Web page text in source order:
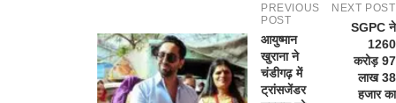
PREVIOUS
POST
आयुष्मान
खुराना ने
चंडीगढ़ में
ट्रांसजेंडर
NEXT POST
SGPC ने
1260
करोड़ 97
लाख 38
हजार का